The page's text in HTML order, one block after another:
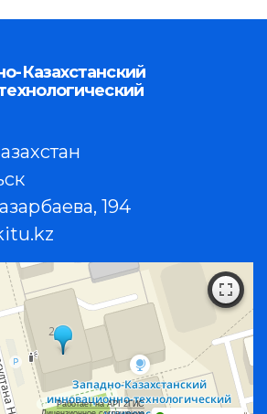
Казахстанский
194
Работает на API 2ГИС